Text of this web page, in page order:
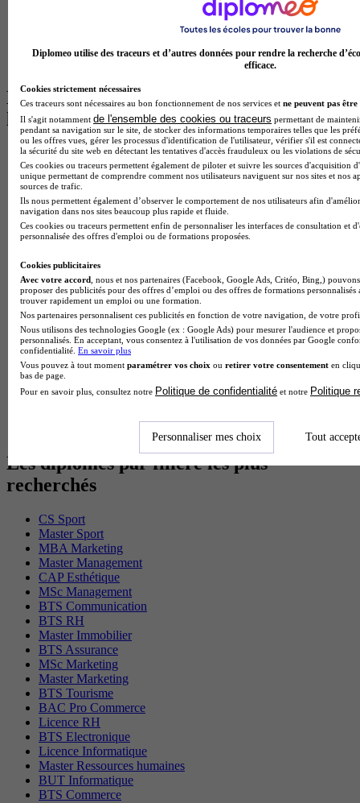
BTS Communication à Bordeaux
Master Psychologie à Angers
BTS Communication à Lyon
Les intitulés de diplôme par alternance
les plus recherchés
BTS Esf en alternance
BTS Dietetique en alternance
BTS Mco en alternance
BTS Pi en alternance
BTS Sp3s en alternance
Master CCA en alternance
BTS Ndrc en alternance
Cap Fleuriste en alternance
BTS Sio en alternance
MSc Marketing Digital en alternance
BTS Gpme en alternance
Cap Electricien en alternance
BTS Gpn en alternance
BTS Domotique en alternance
BAC Pro Agora en alternance
BTS Sta en alternance
BTS Iris en alternance
Les diplômes par filière les plus
recherchés
CS Sport
Master Sport
MBA Marketing
Master Management
CAP Esthétique
MSc Management
BTS Communication
BTS RH
Master Immobilier
BTS Assurance
MSc Marketing
Master Marketing
BTS Tourisme
BAC Pro Commerce
Licence RH
BTS Electronique
Licence Informatique
Master Ressources humaines
BUT Informatique
BTS Commerce
Diplomeo utilise des traceurs et d’autres données pour rendre la recherche
efficace.
Cookies strictement nécessaires
Ces traceurs sont nécessaires au bon fonctionnement de nos services et ne peuvent pas être
Il s'agit notamment de l'ensemble des cookies ou traceurs permettant de
pendant sa navigation sur le site, de stocker des informations temporaires telles que les
ou les offres vues, gérer les processus d'identification de l'utilisateur, vérifier s'il est
la sécurité du site web en détectant les tentatives d'accès frauduleux ou les violations de
Ces cookies ou traceurs permettent également de piloter et suivre les sources d'acquisition
unique permettant de comprendre comment nos utilisateurs naviguent sur nos sites et nos
sources de trafic.
Ils nous permettent également d’observer le comportement de nos utilisateurs afin
navigation dans nos sites beaucoup plus rapide et fluide.
Ces cookies ou traceurs permettent enfin de personnaliser les interfaces de consultation et
personnalisée des offres d'emploi ou de formations proposées.
Cookies publicitaires
Avec votre accord , nous et nos partenaires (Facebook, Google Ads, Critéo, Bing,)
proposer des publicités pour des offres d’emploi ou des offres de formations
trouver rapidement un emploi ou une formation.
Nos partenaires personnalisent ces publicités en fonction de votre navigation, de votre
Nous utilisons des technologies Google (ex : Google Ads) pour mesurer l'audience et
personnalisés. En acceptant, vous consentez à l'utilisation de vos données par Google
confidentialité. En savoir plus
Vous pouvez à tout moment paramétrer vos choix ou retirer votre consentement en
bas de page.
Pour en savoir plus, consultez notre Politique de confidentialité et notre Politique
Personnaliser mes choix Tout